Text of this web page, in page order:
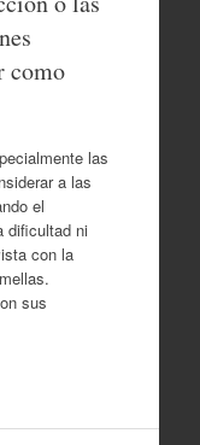
como
las
a las
el
dificultad ni
con la
sus